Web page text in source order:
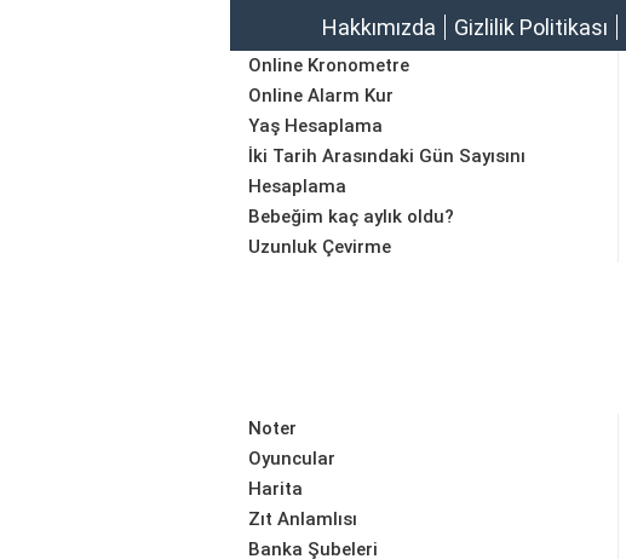
Hakkımızda Gizlilik Politikası
Online Kronometre
Online Alarm Kur
Yaş Hesaplama
İki Tarih Arasındaki Gün Sayısını
Hesaplama
Bebeğim kaç aylık oldu?
Uzunluk Çevirme
Noter
Oyuncular
Harita
Zıt Anlamlısı
Banka Şubeleri